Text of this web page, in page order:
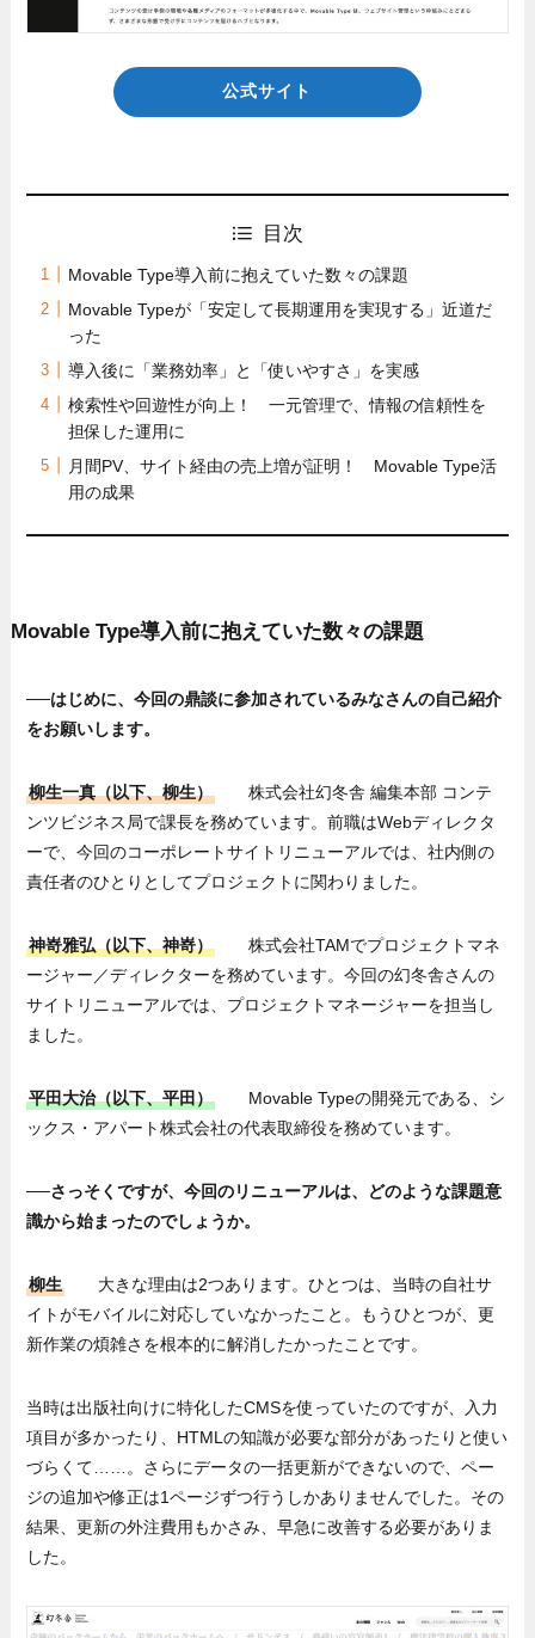
公式サイト
目次
Movable Type導入前に抱えていた数々の課題
Movable Typeが「安定して長期運用を実現する」近道だ
った
導入後に「業務効率」と「使いやすさ」を実感
検索性や回遊性が向上！ 一元管理で、情報の信頼性を
担保した運用に
月間PV、サイト経由の売上増が証明！ Movable Type活
用の成果
Movable Type導入前に抱えていた数々の課題
──はじめに、今回の鼎談に参加されているみなさんの自己紹介
をお願いします。
柳生一真（以下、柳生）
株式会社幻冬舎 編集本部 コンテ
ンツビジネス局で課長を務めています。前職はWebディレクタ
ーで、今回のコーポレートサイトリニューアルでは、社内側の
責任者のひとりとしてプロジェクトに関わりました。
神嵜雅弘（以下、神嵜）
株式会社TAMでプロジェクトマネ
ージャー／ディレクターを務めています。今回の幻冬舎さんの
サイトリニューアルでは、プロジェクトマネージャーを担当し
ました。
平田大治（以下、平田）
Movable Typeの開発元である、シ
ックス・アパート株式会社の代表取締役を務めています。
──さっそくですが、今回のリニューアルは、どのような課題意
識から始まったのでしょうか。
柳生
大きな理由は2つあります。ひとつは、当時の自社サ
イトがモバイルに対応していなかったこと。もうひとつが、更
新作業の煩雑さを根本的に解消したかったことです。
当時は出版社向けに特化したCMSを使っていたのですが、入力
項目が多かったり、HTMLの知識が必要な部分があったりと使い
づらくて……。さらにデータの一括更新ができないので、ペー
ジの追加や修正は1ページずつ行うしかありませんでした。その
結果、更新の外注費用もかさみ、早急に改善する必要がありま
した。